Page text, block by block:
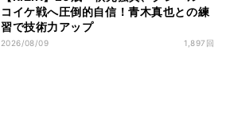
コイケ戦へ圧倒的自信！青木真也との練
習で技術力アップ
2026/08/09 1,897回